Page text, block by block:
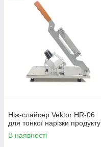
Ніж-слайсер Vektor HR-06
для тонкої нарізки продукту
В наявності